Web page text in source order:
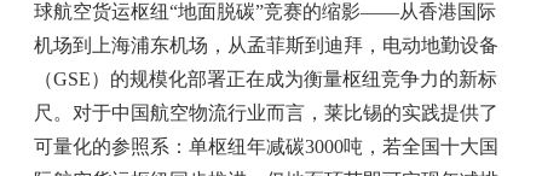
球航空货运枢纽“地面脱碳”竞赛的缩影——从香港国际
机场到上海浦东机场，从孟菲斯到迪拜，电动地勤设备
（GSE）的规模化部署正在成为衡量枢纽竞争力的新标
尺。对于中国航空物流行业而言，莱比锡的实践提供了
可量化的参照系：单枢纽年减碳3000吨，若全国十大国